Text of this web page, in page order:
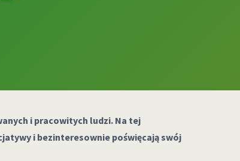
i pracowitych ludzi. Na tej
i bezinteresownie poświęcają swój